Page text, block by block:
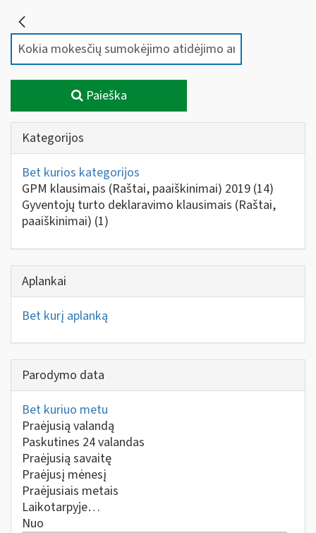
Paieška
Kategorijos
Bet kurios kategorijos
GPM klausimais (Raštai, paaiškinimai) 2019 (14)
Gyventojų turto deklaravimo klausimais (Raštai,
paaiškinimai) (1)
Aplankai
Bet kurį aplanką
Parodymo data
Bet kuriuo metu
Praėjusią valandą
Paskutines 24 valandas
Praėjusią savaitę
Praėjusį mėnesį
Praėjusiais metais
Laikotarpyje…
Nuo